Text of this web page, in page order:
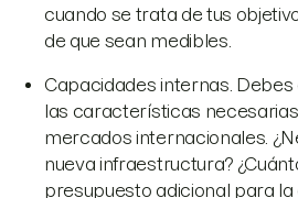
cuando se trata de tus
de que sean medibles.
Capacidades internas.
las características
mercados internacionales.
nueva infraestructura?
presupuesto adicional para la